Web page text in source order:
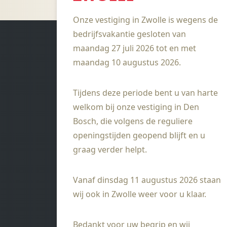
Onze vestiging in Zwolle is wegens de
bedrijfsvakantie gesloten van
maandag 27 juli 2026 tot en met
maandag 10 augustus 2026.
Tijdens deze periode bent u van harte
welkom bij onze vestiging in Den
Bosch, die volgens de reguliere
openingstijden geopend blijft en u
graag verder helpt.
Vanaf dinsdag 11 augustus 2026 staan
wij ook in Zwolle weer voor u klaar.
Bedankt voor uw begrip en wij
en nog een keer
gestookt worden.